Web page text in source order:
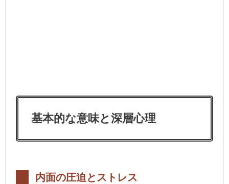
基本的な意味と深層心理
内面の圧迫とストレス